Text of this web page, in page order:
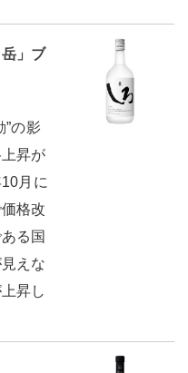
」ブ
の影
昇が
月に
格改
る国
えな
昇し